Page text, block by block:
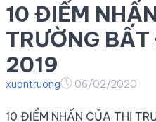
10 ĐIỂM
TRƯỜNG
2019
xuantruong 06/02/2020
10 ĐIỂM NHẤN CỦA THỊ